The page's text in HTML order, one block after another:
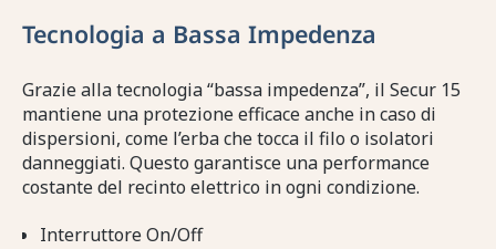
Tecnologia a Bassa Impedenza
Grazie alla tecnologia “bassa impedenza”, il Secur 15
mantiene una protezione efficace anche in caso di
dispersioni, come l’erba che tocca il filo o isolatori
danneggiati. Questo garantisce una performance
costante del recinto elettrico in ogni condizione.
Interruttore On/Off